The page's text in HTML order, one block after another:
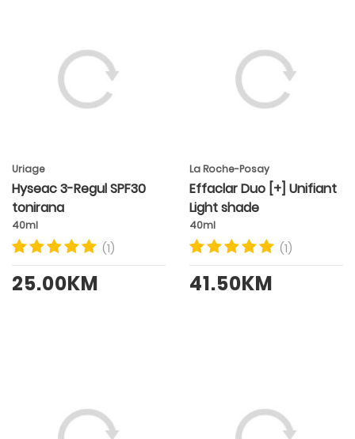
Uriage
Hyseac 3-Regul SPF30
tonirana
40ml
(1)
25.00KM
La Roche-Posay
Effaclar Duo [+] Unifiant
Light shade
40ml
(1)
41.50KM